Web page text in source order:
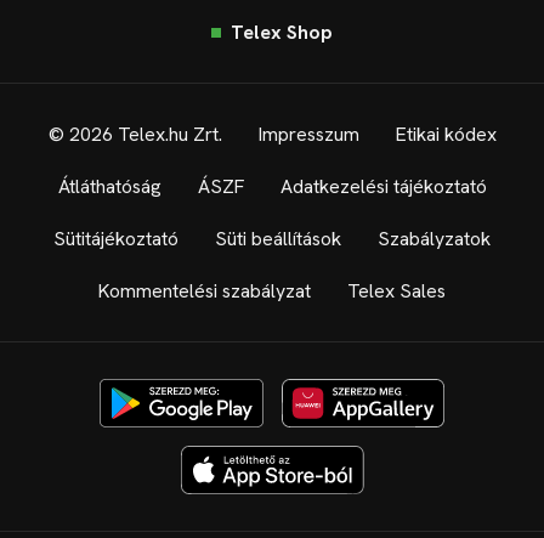
Telex Shop
© 2026 Telex.hu Zrt. Impresszum Etikai kódex
Átláthatóság ÁSZF Adatkezelési tájékoztató
Sütitájékoztató Süti beállítások Szabályzatok
Kommentelési szabályzat Telex Sales